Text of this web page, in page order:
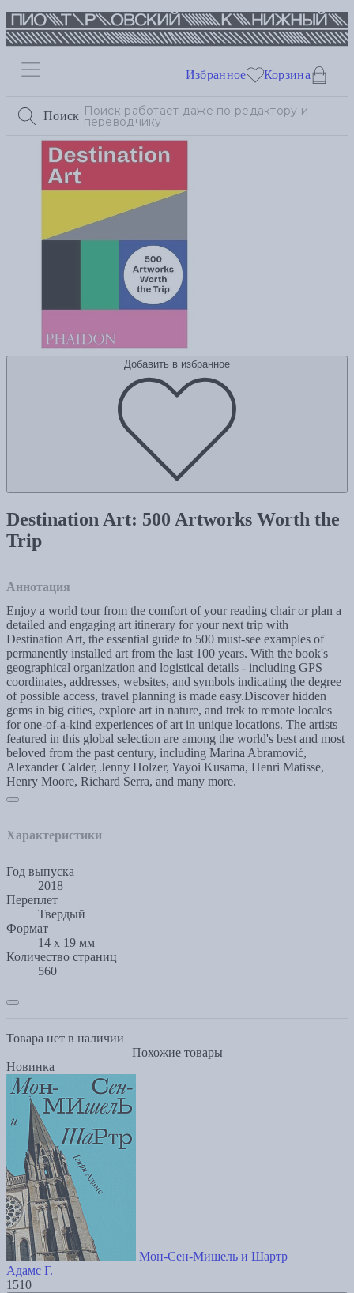
Поиск
Избранное Корзина
Добавить в избранное
Destination Art: 500 Artworks Worth the
Trip
Аннотация
Enjoy a world tour from the comfort of your reading chair or plan a
detailed and engaging art itinerary for your next trip with
Destination Art, the essential guide to 500 must-see examples of
permanently installed art from the last 100 years. With the book's
geographical organization and logistical details - including GPS
coordinates, addresses, websites, and symbols indicating the degree
of possible access, travel planning is made easy.Discover hidden
gems in big cities, explore art in nature, and trek to remote locales
for one-of-a-kind experiences of art in unique locations. The artists
featured in this global selection are among the world's best and most
beloved from the past century, including Marina Abramović,
Alexander Calder, Jenny Holzer, Yayoi Kusama, Henri Matisse,
Henry Moore, Richard Serra, and many more.
Характеристики
Год выпуска
2018
Переплет
Твердый
Формат
14 х 19 мм
Количество страниц
560
Товара нет в наличии
Похожие товары
Новинка
Мон-Сен-Мишель и Шартр
Адамс Г.
1510